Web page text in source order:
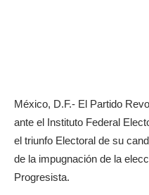
México, D.F.- El Partido
ante el Instituto Federal
el triunfo Electoral de su
de la impugnación de la
Progresista.